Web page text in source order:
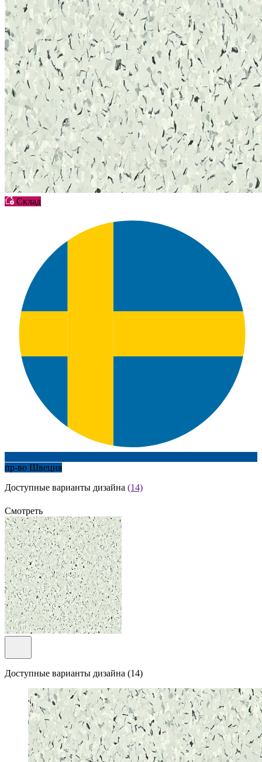
Склад
пр-во Швеция
Доступные варианты дизайна (14)
Смотреть
Доступные варианты дизайна (14)